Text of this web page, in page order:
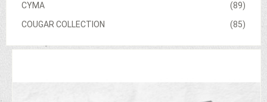
(89)
CYMA
(85)
COUGAR COLLECTION